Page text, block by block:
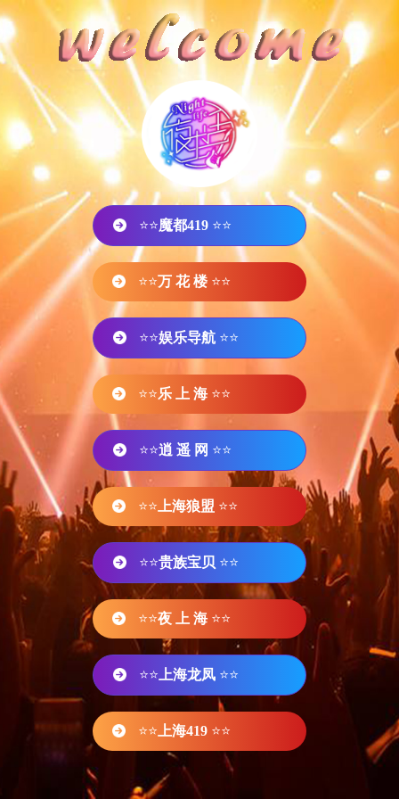
⭐⭐魔都419 ⭐⭐
⭐⭐万 花 楼 ⭐⭐
⭐⭐娱乐导航 ⭐⭐
⭐⭐乐 上 海 ⭐⭐
⭐⭐逍 遥 网 ⭐⭐
⭐⭐ 上海狼盟 ⭐⭐
⭐⭐贵族宝贝 ⭐⭐
⭐⭐夜 上 海 ⭐⭐
⭐⭐ 上海龙凤 ⭐⭐
⭐⭐ 上海419 ⭐⭐